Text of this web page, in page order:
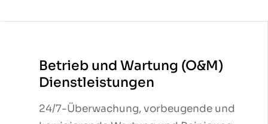
Betrieb und Wartung (O&M)
Dienstleistungen
24/7-Überwachung, vorbeugende und
Betrieb und Wartung (O&M)
Dienstleistungen
24/7-Überwachung, vorbeugende und